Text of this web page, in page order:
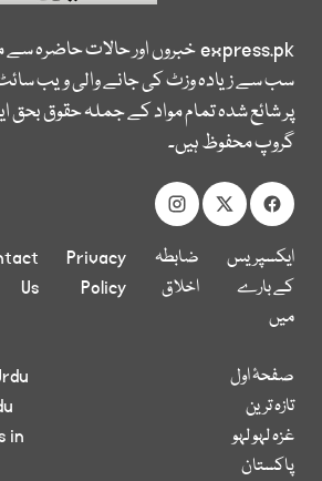
express.pkخبروں اور حالات حاضرہ
سب سے زیادہ وزٹ کی جانے والی ویب
پر شائع شدہ تمام مواد کے جملہ حقوق بحق
گروپ محفوظ ہیں۔
ایکسپریس
کے بارے
میں
ضابطہ
اخلاق
Privacy
Policy
Us
صفحۂ اول
تازہ ترین
غزہ لہو لہو
پاکستان
in